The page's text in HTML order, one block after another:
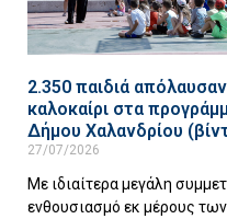
2.350 παιδιά
καλοκαίρι στα
Δήμου Χαλανδρίου
27/07/2026
Με ιδιαίτερα μεγάλη
ενθουσιασμό εκ μέρους